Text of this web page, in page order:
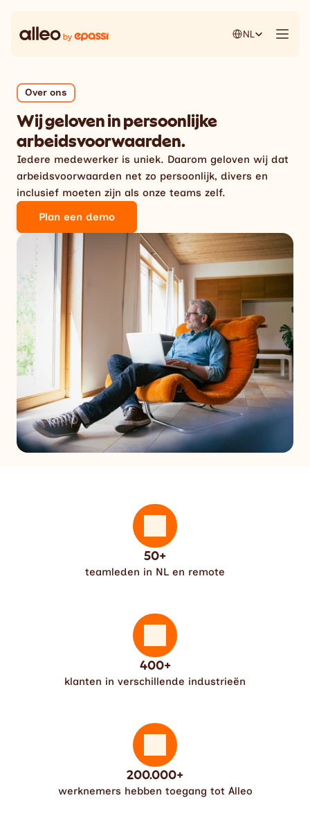
NL
Over ons
Wij geloven in persoonlijke
arbeidsvoorwaarden.
Iedere medewerker is uniek. Daarom geloven wij dat
arbeidsvoorwaarden net zo persoonlijk, divers en
inclusief moeten zijn als onze teams zelf.
Plan een demo
50+
teamleden in NL en remote
400+
klanten in verschillende industrieën
200.000+
werknemers hebben toegang tot Alleo